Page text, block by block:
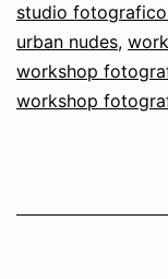
studio
urban nudes,
workshop
workshop